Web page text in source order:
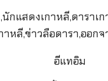
อีแทอิม